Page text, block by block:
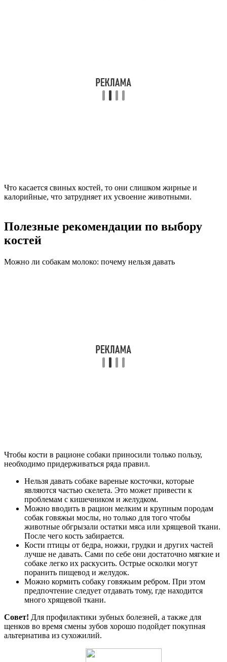
Что касается свиных костей, то они слишком жирные и
калорийные, что затрудняет их усвоение животными.
Полезные рекомендации по выбору
костей
Можно ли собакам молоко: почему нельзя давать
Чтобы кости в рационе собаки приносили только пользу,
необходимо придерживаться ряда правил.
Нельзя давать собаке вареные косточки, которые
являются частью скелета. Это может привести к
проблемам с кишечником и желудком.
Можно вводить в рацион мелким и крупным породам
собак говяжьи мослы, но только для того чтобы
животные обгрызали остатки мяса или хрящевой ткани.
После чего кость забирается.
Кости птицы от бедра, ножки, грудки и других частей
лучше не давать. Сами по себе они достаточно мягкие и
собаке легко их раскусить. Острые осколки могут
поранить пищевод и желудок.
Можно кормить собаку говяжьим ребром. При этом
предпочтение следует отдавать тому, где находится
много хрящевой ткани.
Совет! Для профилактики зубных болезней, а также для
щенков во время смены зубов хорошо подойдет покупная
альтернатива из сухожилий.